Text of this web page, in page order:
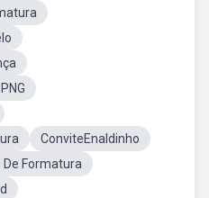
ConviteEnaldinho
Formatura